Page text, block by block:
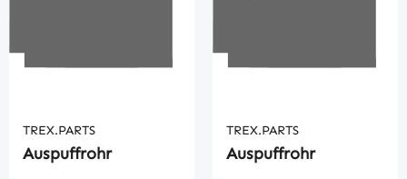
TREX.PARTS
Auspuffrohr
TREX.PARTS
Auspuffrohr